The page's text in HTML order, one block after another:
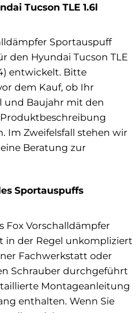
Tucson TLE 1.6l
Sportauspuff
den Hyundai Tucson TLE
entwickelt. Bitte
dem Kauf, ob Ihr
und Baujahr mit den
Im Zweifelsfall stehen wir
Beratung zur
Sportauspuffs
Fox Vorschalldämpfer
in der Regel unkompliziert
Fachwerkstatt oder
Schrauber durchgeführt
Montageanleitung
enthalten. Wenn Sie